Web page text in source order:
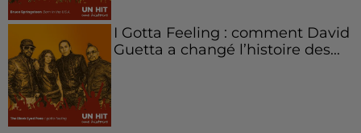
I Gotta Feeling : comment David
Guetta a changé l’histoire des...